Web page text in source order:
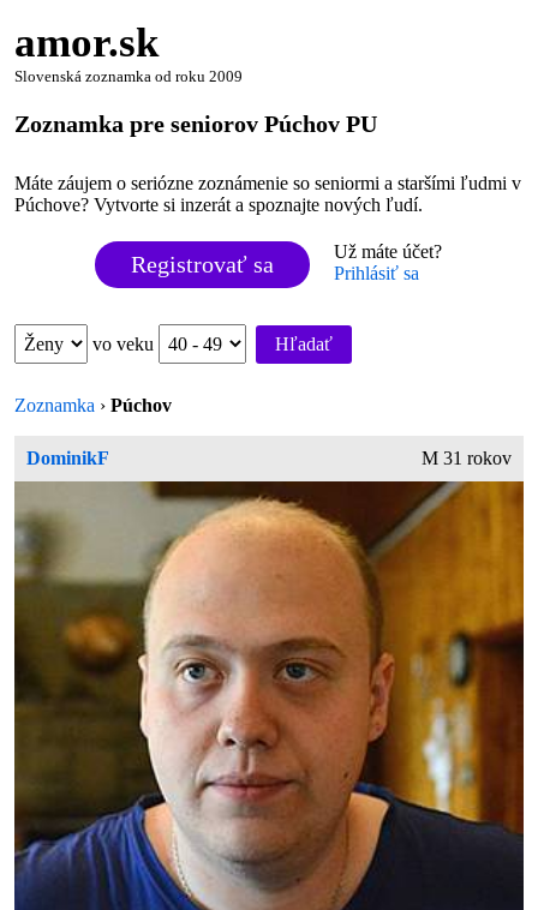
amor.sk
Slovenská zoznamka od roku 2009
Zoznamka pre seniorov Púchov PU
Máte záujem o seriózne zoznámenie so seniormi a staršími ľudmi v
Púchove? Vytvorte si inzerát a spoznajte nových ľudí.
Registrovať sa
Už máte účet?
Prihlásiť sa
vo veku Hľadať
Zoznamka ›Púchov
DominikF M 31 rokov